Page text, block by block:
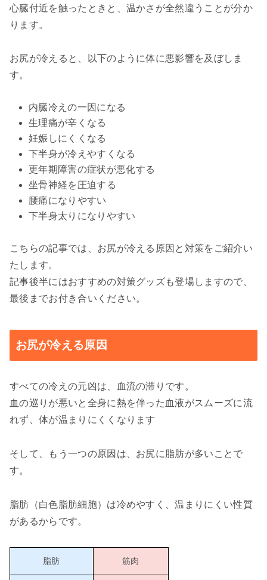
心臓付近を触ったときと、温かさが全然違うことが分か
ります。
お尻が冷えると、以下のように体に悪影響を及ぼしま
す。
内臓冷えの一因になる
生理痛が辛くなる
妊娠しにくくなる
下半身が冷えやすくなる
更年期障害の症状が悪化する
坐骨神経を圧迫する
腰痛になりやすい
下半身太りになりやすい
こちらの記事では、お尻が冷える原因と対策をご紹介い
たします。
記事後半にはおすすめの対策グッズも登場しますので、
最後までお付き合いください。
お尻が冷える原因
すべての冷えの元凶は、血流の滞りです。
血の巡りが悪いと全身に熱を伴った血液がスムーズに流
れず、体が温まりにくくなります
そして、もう一つの原因は、お尻に脂肪が多いことで
す。
脂肪（白色脂肪細胞）は冷めやすく、温まりにくい性質
があるからです。
脂肪 筋肉